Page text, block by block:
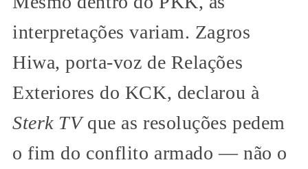
interpretações variam. Zagros
Hiwa, porta-voz de Relações
Exteriores do KCK, declarou à
Sterk TVque as resoluções pedem
o fim do conflito armado — não o